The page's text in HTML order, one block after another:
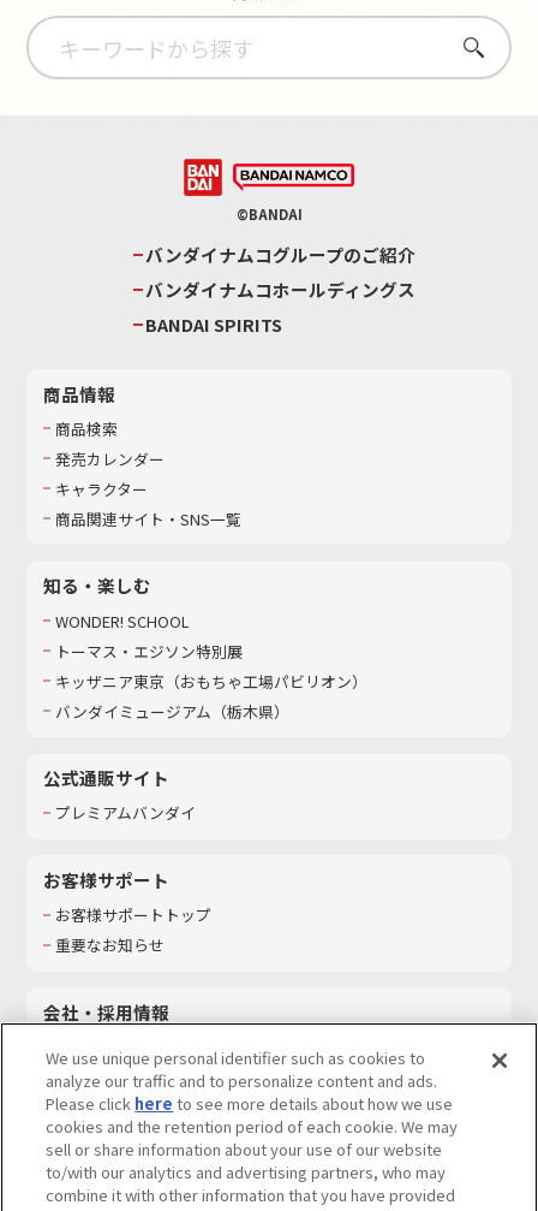
さがす
©BANDAI
バンダイナムコグループのご紹介
バンダイナムコホールディングス
BANDAI SPIRITS
商品情報
商品検索
発売カレンダー
キャラクター
商品関連サイト・SNS一覧
知る・楽しむ
WONDER! SCHOOL
トーマス・エジソン特別展
キッザニア東京（おもちゃ工場パビリオン）​
バンダイミュージアム（栃木県）
公式通販サイト
プレミアムバンダイ
お客様サポート
お客様サポートトップ
重要なお知らせ
会社・採用情報
採用情報
サステナビリティ
お問い合わせ
We use unique personal identifier such as cookies to
analyze our traffic and to personalize content and ads.
Please click here to see more details about how we use
cookies and the retention period of each cookie. We may
sell or share information about your use of our website
to/with our analytics and advertising partners, who may
combine it with other information that you have provided